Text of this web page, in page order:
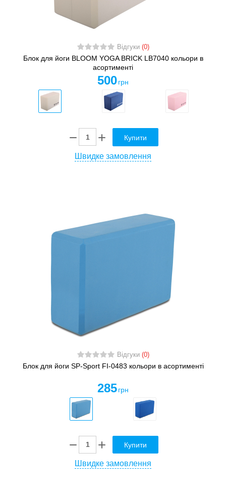
Відгуки (0)
Блок для йоги BLOOM YOGA BRICK LB7040 кольори в
асортименті
500 грн
Купити
Швидке замовлення
Відгуки (0)
Блок для йоги SP-Sport FI-0483 кольори в асортименті
285 грн
Купити
Швидке замовлення